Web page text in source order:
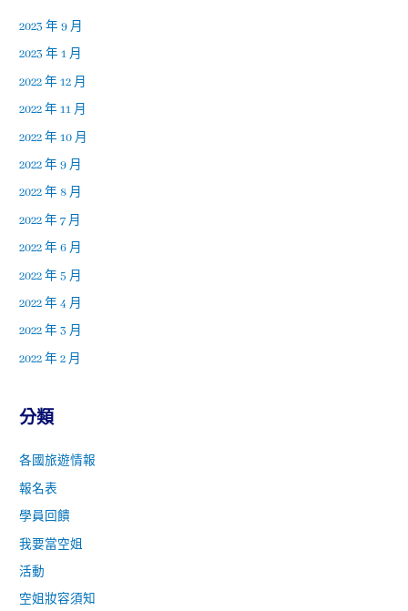
2023 年 9 月
2023 年 1 月
2022 年 12 月
2022 年 11 月
2022 年 10 月
2022 年 9 月
2022 年 8 月
2022 年 7 月
2022 年 6 月
2022 年 5 月
2022 年 4 月
2022 年 3 月
2022 年 2 月
分類
各國旅遊情報
報名表
學員回饋
我要當空姐
活動
空姐妝容須知